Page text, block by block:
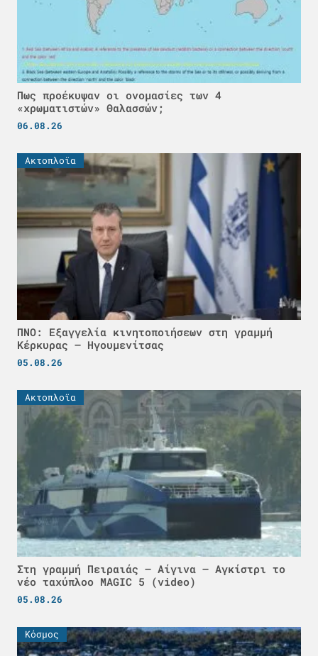
Πως προέκυψαν οι ονομασίες των 4
«χρωματιστών» Θαλασσών;
06.08.26
Ακτοπλοϊα
ΠΝΟ: Εξαγγελία κινητοποιήσεων στη γραμμή
Κέρκυρας – Ηγουμενίτσας
05.08.26
Ακτοπλοϊα
Στη γραμμή Πειραιάς – Αίγινα – Αγκίστρι το
νέο ταχύπλοο MAGIC 5 (video)
05.08.26
Κόσμος